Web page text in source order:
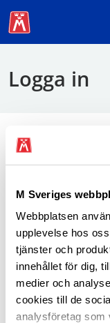
M Sveriges
Webbplatsen
upplevelse hos
tjänster och
innehållet för dig,
medier och
cookies till de
analysföretag som
Logga in
För att logga
BankID.
Logga in som